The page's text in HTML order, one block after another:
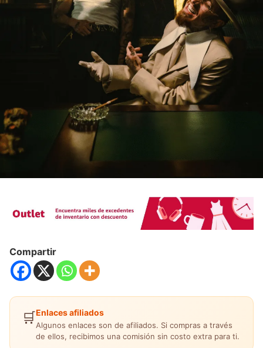
Compartir
🛒Enlaces afiliados
Algunos enlaces son de afiliados. Si compras a través
de ellos, recibimos una comisión sin costo extra para ti.